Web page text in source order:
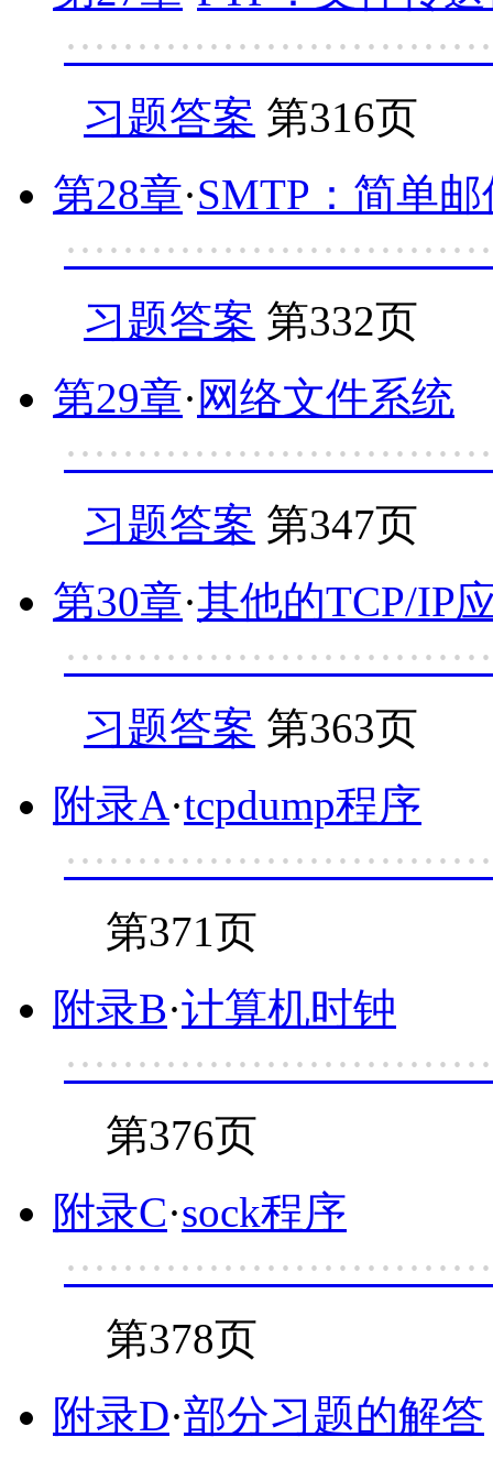
习题答案 第316页
第28章·SMTP：简单
习题答案 第332页
第29章· 网络文件系统
习题答案 第347页
第30章·其他的TCP/IP
习题答案 第363页
附录A·tcpdump程序
第371页
附录B·计算机时钟
第376页
附录C·sock程序
第378页
附录D·部分习题的解答